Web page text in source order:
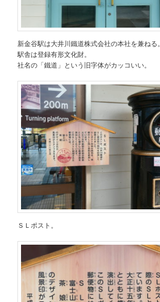
新金谷駅は大井川鐵道株式会社の本社を兼ねる。
駅舎は登録有形文化財。
社名の「鐵道」という旧字体がカッコいい。
ＳＬポスト。